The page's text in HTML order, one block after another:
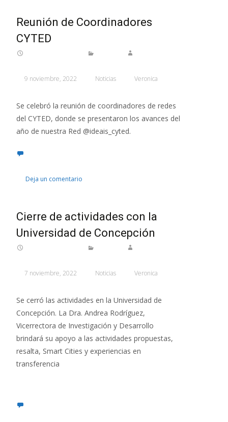
Reunión de Coordinadores
CYTED
9 noviembre, 2022 Noticias Veronica
Se celebró la reunión de coordinadores de redes
del CYTED, donde se presentaron los avances del
año de nuestra Red @ideais_cyted.
Deja un comentario
Cierre de actividades con la
Universidad de Concepción
7 noviembre, 2022 Noticias Veronica
Se cerró las actividades en la Universidad de
Concepción. La Dra. Andrea Rodríguez,
Vicerrectora de Investigación y Desarrollo
brindará su apoyo a las actividades propuestas,
resalta, Smart Cities y experiencias en
transferencia